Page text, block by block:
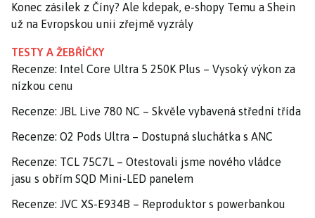
Konec zásilek z Číny? Ale kdepak, e-shopy Temu a Shein
už na Evropskou unii zřejmě vyzrály
TESTY A ŽEBŘÍČKY
Recenze: Intel Core Ultra 5 250K Plus – Vysoký výkon za
nízkou cenu
Recenze: JBL Live 780 NC – Skvěle vybavená střední třída
Recenze: O2 Pods Ultra – Dostupná sluchátka s ANC
Recenze: TCL 75C7L – Otestovali jsme nového vládce
jasu s obřím SQD Mini-LED panelem
Recenze: JVC XS-E934B – Reproduktor s powerbankou